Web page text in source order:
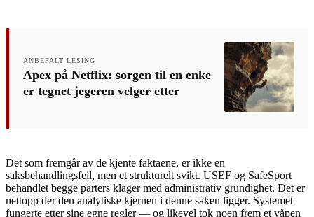
ANBEFALT LESING
Apex på Netflix: sorgen til en enke
er tegnet jegeren velger etter
Det som fremgår av de kjente faktaene, er ikke en
saksbehandlingsfeil, men et strukturelt svikt. USEF og SafeSport
behandlet begge parters klager med administrativ grundighet. Det er
nettopp der den analytiske kjernen i denne saken ligger. Systemet
fungerte etter sine egne regler — og likevel tok noen frem et våpen